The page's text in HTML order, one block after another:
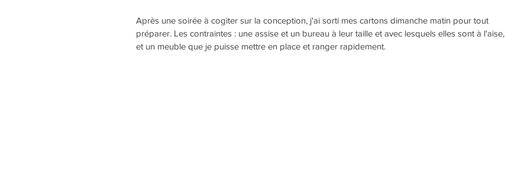
Après une soirée à cogiter sur la conception, j'ai sorti mes cartons dimanche matin pour tout
préparer. Les contraintes : une assise et un bureau à leur taille et avec lesquels elles sont à l'aise,
et un meuble que je puisse mettre en place et ranger rapidement.